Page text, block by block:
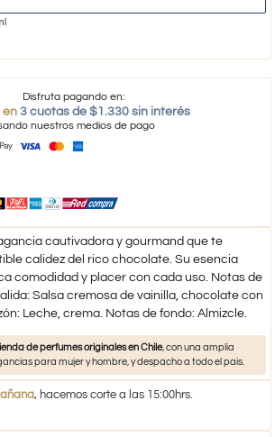
Disfruta pagando en:
en 3 cuotas de $1.330 sin interés
nuestros medios de pago
cautivadora y gourmand que te
calidez del rico chocolate. Su esencia
comodidad y placer con cada uso. Notas de
Salsa cremosa de vainilla, chocolate con
Leche, crema. Notas de fondo: Almizcle.
de perfumes originales en Chile, con una amplia
para mujer y hombre, y despacho a todo el país.
, hacemos corte a las 15:00hrs.